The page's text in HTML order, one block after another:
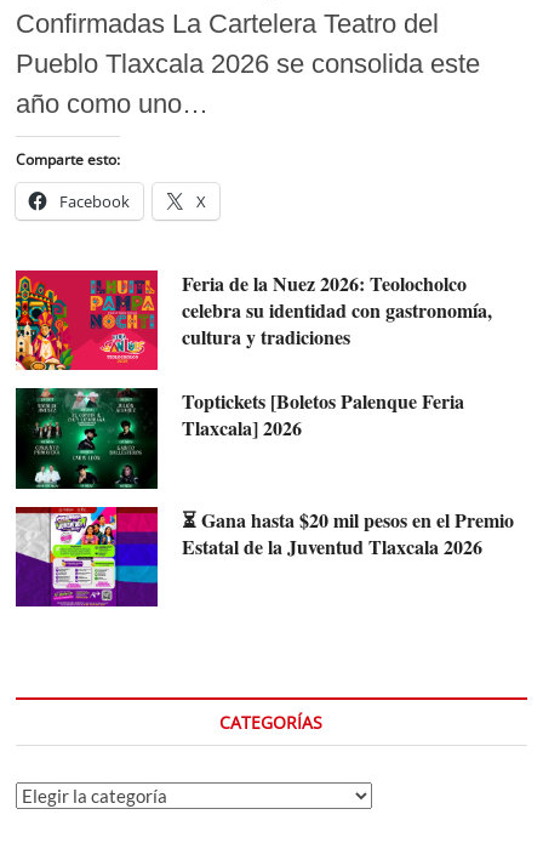
Confirmadas La Cartelera Teatro del
Pueblo Tlaxcala 2026 se consolida este
año como uno…
Comparte esto:
Facebook X
Feria de la Nuez 2026: Teolocholco
celebra su identidad con gastronomía,
cultura y tradiciones
Toptickets [Boletos Palenque Feria
Tlaxcala] 2026
⏳ Gana hasta $20 mil pesos en el Premio
Estatal de la Juventud Tlaxcala 2026
CATEGORÍAS
Categorías